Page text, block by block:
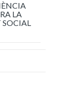
LA
SOCIAL